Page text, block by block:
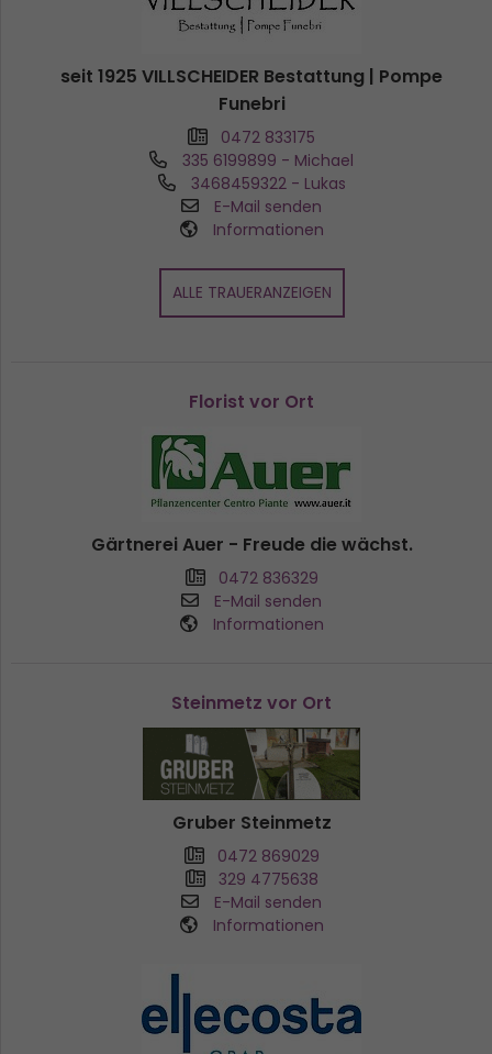
seit 1925 VILLSCHEIDER Bestattung | Pompe
Funebri
0472 833175
335 6199899 - Michael
3468459322 - Lukas
E-Mail senden
Informationen
ALLE TRAUERANZEIGEN
Florist vor Ort
Gärtnerei Auer - Freude die wächst.
0472 836329
E-Mail senden
Informationen
Steinmetz vor Ort
Gruber Steinmetz
0472 869029
329 4775638
E-Mail senden
Informationen